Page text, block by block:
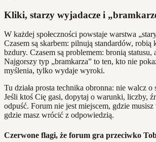
Kliki, starzy wyjadacze i
W każdej społeczności powstaje warstwa
Czasem są skarbem: pilnują standardów, robią
bzdury. Czasem są problemem: bronią statusu,
Najgorszy typ „bramkarza” to ten, kto nie
myślenia, tylko wydaje wyroki.
Tu działa prosta technika obronna: nie walcz o
Jeśli ktoś Cię gasi, dopytaj o warunki, liczby,
odpuść. Forum nie jest miejscem, gdzie
gdzie masz wrócić z odpowiedzią.
Czerwone flagi, że forum gra przeciwko